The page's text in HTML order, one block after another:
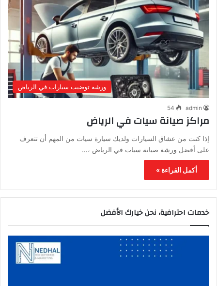
ورشة توضيب سيارات في الرياض
admin
54
مراكز صيانة سيات في الرياض
إذا كنت من عشاق السيارات ولديك سيارة سيات من المهم أن تتعرف
على أفضل ورشة صيانة سيات في الرياض ،…
أكمل القراءة »
خدمات احترافية، نحن خيارك الأفضل